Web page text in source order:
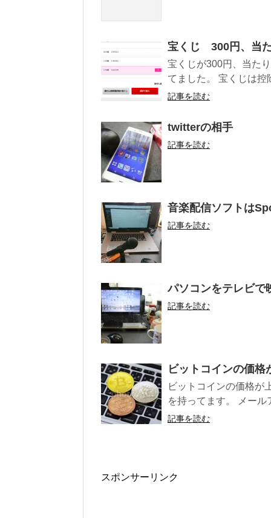
宝くじ 300円、当
宝くじが300円、当た
てました。 宝くじは控
記事を読む
twitterの相手
記事を読む
音楽配信ソフトは
記事を読む
パソコンをテレビで
記事を読む
ビットコインの価格
ビットコインの価格が
を持ってます。 メー
記事を読む
スポンサーリンク